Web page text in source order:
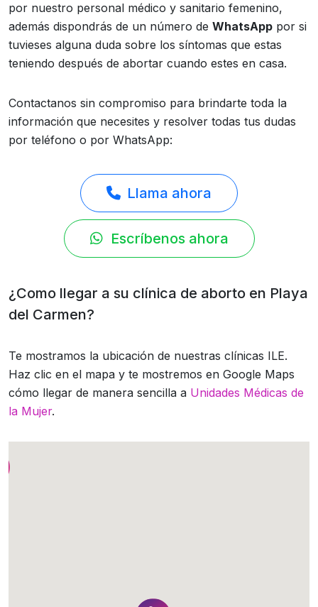
por nuestro personal médico y sanitario femenino,
además dispondrás de un número de WhatsApp por si
tuvieses alguna duda sobre los síntomas que estas
teniendo después de abortar cuando estes en casa.
Contactanos sin compromiso para brindarte toda la
información que necesites y resolver todas tus dudas
por teléfono o por WhatsApp:
Llama ahora
Escríbenos ahora
¿Como llegar a su clínica de aborto en Playa
del Carmen?
Te mostramos la ubicación de nuestras clínicas ILE.
Haz clic en el mapa y te mostremos en Google Maps
cómo llegar de manera sencilla a Unidades Médicas de
la Mujer.